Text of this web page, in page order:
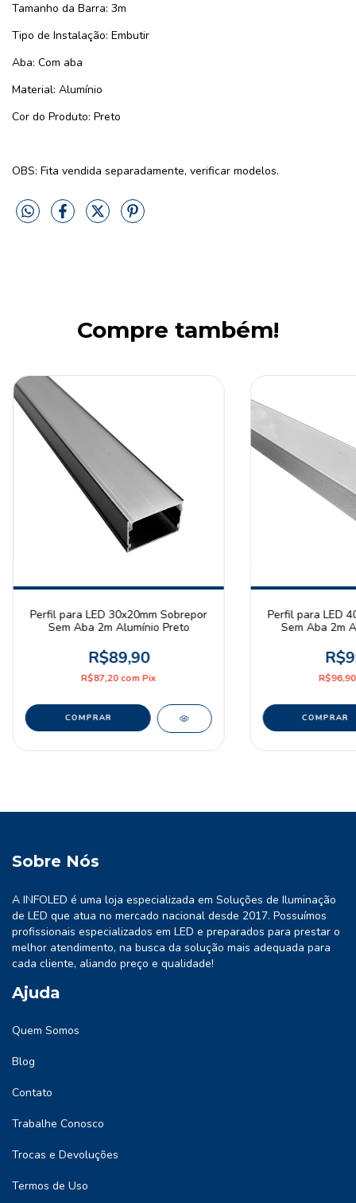
Tamanho da Barra: 3m
Tipo de Instalação: Embutir
Aba: Com aba
Material: Alumínio
Cor do Produto: Preto
OBS: Fita vendida separadamente, verificar modelos.
Compre também!
Perfil para LED 30x20mm Sobrepor
Sem Aba 2m Alumínio Preto
R$89,90
R$87,20comPix
Perfil para LED
Sem Aba 2m
Sobre Nós
A INFOLED é uma loja especializada em Soluções de Iluminação
de LED que atua no mercado nacional desde 2017. Possuímos
profissionais especializados em LED e preparados para prestar o
melhor atendimento, na busca da solução mais adequada para
cada cliente, aliando preço e qualidade!
Ajuda
Quem Somos
Blog
Contato
Trabalhe Conosco
Trocas e Devoluções
Termos de Uso